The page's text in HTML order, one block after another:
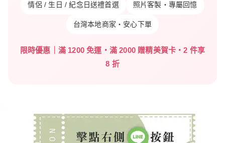
情侶 / 生日 / 紀念日送禮首選 照片客製・專屬回憶
台灣本地商家・安心下單
限時優惠｜滿 1200 免運・滿 2000 贈精美賀卡・2 件享
8 折